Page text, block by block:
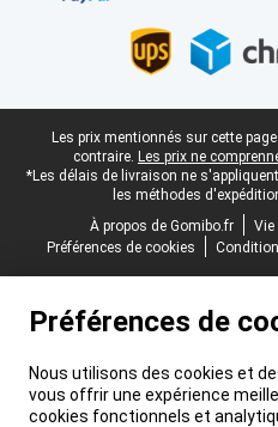
Pied-de-page légal
Les prix mentionnés sur cette
contraire. Les prix ne
*Les délais de livraison ne
les méthodes
À propos de Gomibo.fr
Vie
Préférences de cookies
Préférences de
Nous utilisons des cookies et
vous offrir une expérience
cookies fonctionnels et